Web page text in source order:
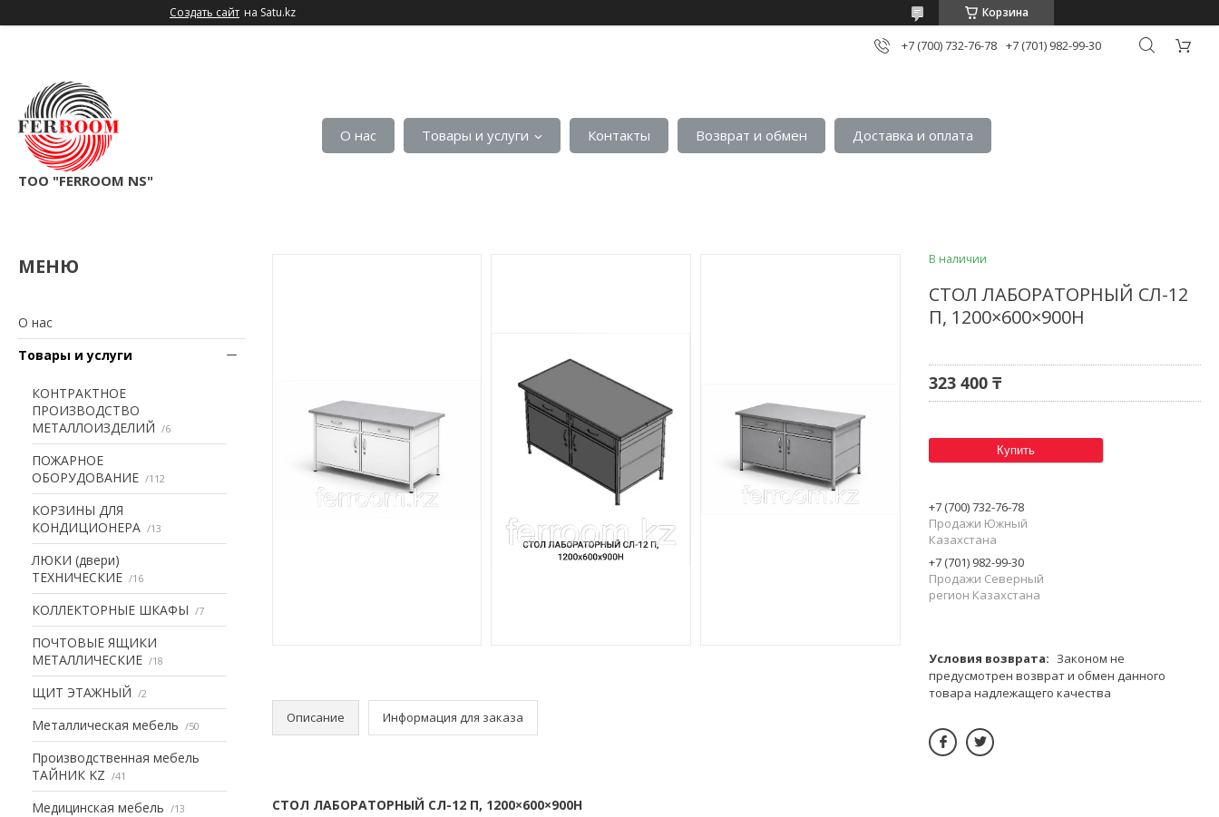
Создать сайт на Satu.kz Корзина
+7 (700) 732-76-78 +7 (701) 982-99-30
TOO "FERROOM NS"
О нас Товары и услуги Контакты Возврат и обмен Доставка и оплата
О нас
Товары и услуги
КОНТРАКТНОЕ
ПРОИЗВОДСТВО
МЕТАЛЛОИЗДЕЛИЙ
6
ПОЖАРНОЕ
ОБОРУДОВАНИЕ
112
КОРЗИНЫ ДЛЯ
КОНДИЦИОНЕРА
13
ЛЮКИ (двери)
ТЕХНИЧЕСКИЕ
16
КОЛЛЕКТОРНЫЕ ШКАФЫ 7
ПОЧТОВЫЕ ЯЩИКИ
МЕТАЛЛИЧЕСКИЕ
18
ЩИТ ЭТАЖНЫЙ 2
Металлическая мебель 50
Производственная мебель
ТАЙНИК KZ
41
Медицинская мебель 13
Описание Информация для заказа
СТОЛ ЛАБОРАТОРНЫЙ СЛ-12 П, 1200×600×900Н
В наличии
СТОЛ ЛАБОРАТОРНЫЙ СЛ-12
П, 1200×600×900Н
323 400 ₸
Купить
+7 (700) 732-76-78
Продажи Южный
Казахстана
+7 (701) 982-99-30
Продажи Северный
регион Казахстана
Законом не
предусмотрен возврат и обмен данного
товара надлежащего качества